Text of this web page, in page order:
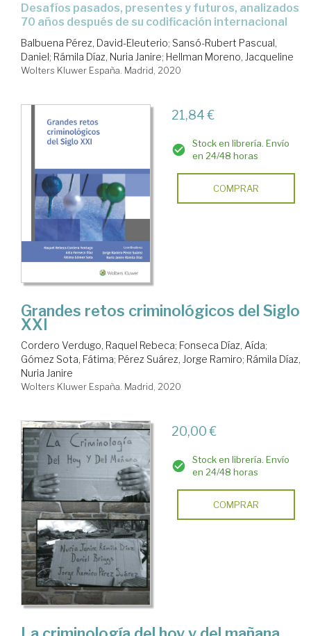
desafíos pasados, presentes y futuros, analizados
70 años después de su codificación internacional
Balbuena Pérez, David-Eleuterio; Sansó-Rubert Pascual,
Daniel; Rámila Díaz, Nuria Janire; Hellman Moreno, Jacqueline
Wolters Kluwer España. Madrid, 2020
21,84 €
Stock en librería. Envío
en 24/48 horas
COMPRAR
Grandes retos criminológicos del Siglo
XXI
Cordero Verdugo, Raquel Rebeca; Fonseca Díaz, Aída;
Gómez Sota, Fátima; Pérez Suárez, Jorge Ramiro; Rámila Díaz,
Nuria Janire
Wolters Kluwer España. Madrid, 2020
20,00 €
Stock en librería. Envío
en 24/48 horas
COMPRAR